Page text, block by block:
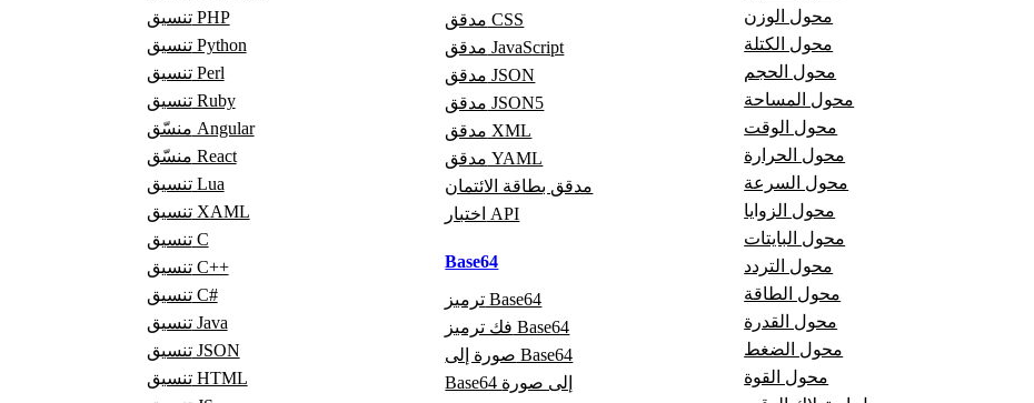
تنسيق PHP
تنسيق Python
تنسيق Perl
تنسيق Ruby
منسّق Angular
منسّق React
تنسيق Lua
تنسيق XAML
تنسيق C
تنسيق C++
تنسيق C#
تنسيق Java
تنسيق JSON
تنسيق HTML
مدقق CSS
مدقق JavaScript
مدقق JSON
مدقق JSON5
مدقق XML
مدقق YAML
مدقق بطاقة الائتمان
اختبار API
Base64
ترميز Base64
فك ترميز Base64
صورة إلى Base64
Base64 إلى صورة
محول الوزن
محول الكتلة
محول الحجم
محول المساحة
محول الوقت
محول الحرارة
محول السرعة
محول الزوايا
محول البايتات
محول التردد
محول الطاقة
محول القدرة
محول الضغط
محول القوة